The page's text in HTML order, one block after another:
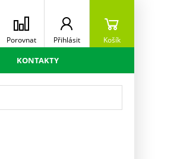
Porovnat Přihlásit Košík
KONTAKTY